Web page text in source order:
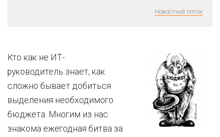
Новостной поток
Кто как не ИТ-
руководитель знает, как
сложно бывает добиться
выделения необходимого
бюджета. Многим из нас
знакома ежегодная битва за